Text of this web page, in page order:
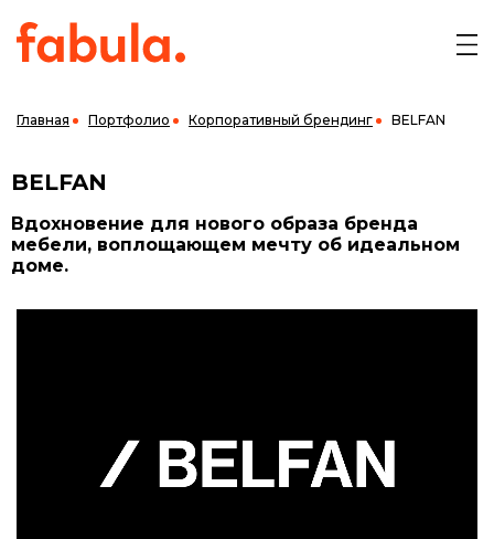
Главная Портфолио Корпоративный брендинг BELFAN
BELFAN
Вдохновение для нового образа бренда
мебели, воплощающем мечту об идеальном
доме.